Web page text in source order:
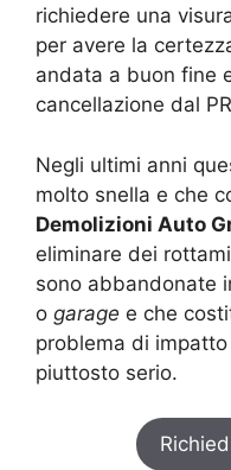
richiedere una
per avere la
andata a buon fine
cancellazione dal
Negli ultimi anni
molto snella e che
Demolizioni Auto
eliminare dei
sono abbandonate
o garage e che
problema di
piuttosto serio.